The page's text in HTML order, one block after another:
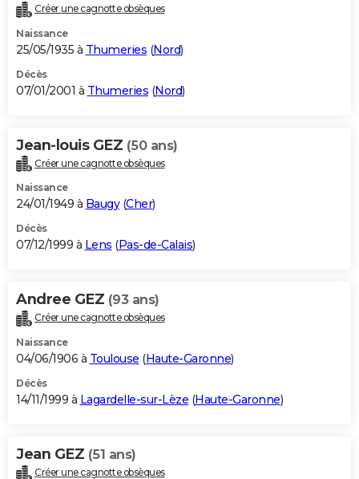
Créer une cagnotte obsèques
Naissance
25/05/1935 à Thumeries (Nord)
Décès
07/01/2001 à Thumeries (Nord)
Jean-louis GEZ (50 ans)
Créer une cagnotte obsèques
Naissance
24/01/1949 à Baugy(Cher)
Décès
07/12/1999 à Lens (Pas-de-Calais)
Andree GEZ (93 ans)
Créer une cagnotte obsèques
Naissance
04/06/1906 à Toulouse (Haute-Garonne)
Décès
14/11/1999 à Lagardelle-sur-Lèze (Haute-Garonne)
Jean GEZ (51 ans)
Créer une cagnotte obsèques